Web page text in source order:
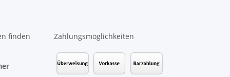
finden
Zahlungsmöglichkeiten